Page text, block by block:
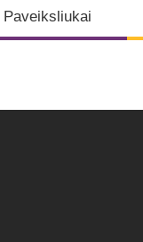
Paveiksliukai